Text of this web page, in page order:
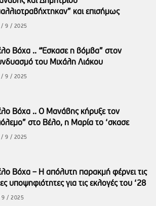
και επισήμως
/ 9 / 2025
Βόχα .. “Έσκασε η βόμβα” στον
του Μιχάλη Λιάκου
/ 9 / 2025
Βόχα .. Ο Μανάβης κήρυξε τον
στο Βέλο, η Μαρία το ‘σκασε
/ 9 / 2025
Βόχα – Η απόλυτη παρακμή φέρνει τις
υποψηφιότητες για τις εκλογές του ‘28
9 / 2025